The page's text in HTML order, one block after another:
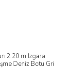
2.20 m Izgara
Deniz Botu Gri